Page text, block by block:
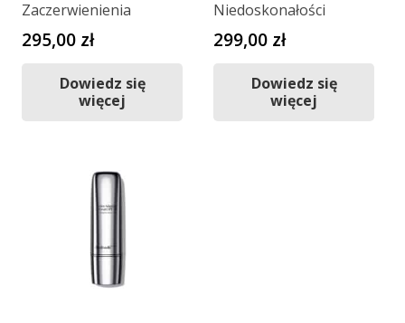
Zaczerwienienia
295,00 zł
Dowiedz się
więcej
Niedoskonałości
299,00 zł
Dowiedz się
więcej